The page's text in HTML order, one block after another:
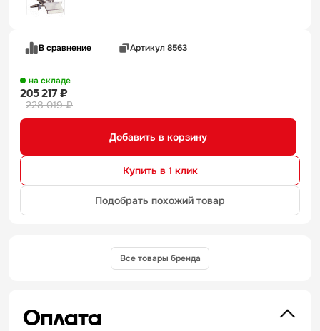
В сравнение Артикул 8563
на складе
205 217 ₽
228 019 ₽
Добавить в корзину
Купить в 1 клик
Подобрать похожий товар
Все товары бренда
Оплата